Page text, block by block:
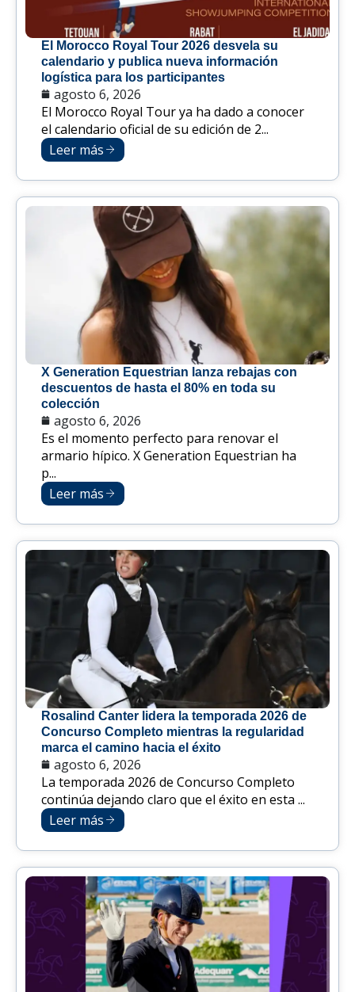
El Morocco Royal Tour 2026 desvela su
calendario y publica nueva información
logística para los participantes
agosto 6, 2026
El Morocco Royal Tour ya ha dado a conocer
el calendario oficial de su edición de 2...
Leer más
X Generation Equestrian lanza rebajas con
descuentos de hasta el 80% en toda su
colección
agosto 6, 2026
Es el momento perfecto para renovar el
armario hípico. X Generation Equestrian ha
p...
Leer más
Rosalind Canter lidera la temporada 2026 de
Concurso Completo mientras la regularidad
marca el camino hacia el éxito
agosto 6, 2026
La temporada 2026 de Concurso Completo
continúa dejando claro que el éxito en esta ...
Leer más